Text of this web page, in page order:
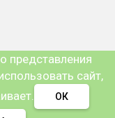
представления
сайт,
ОК